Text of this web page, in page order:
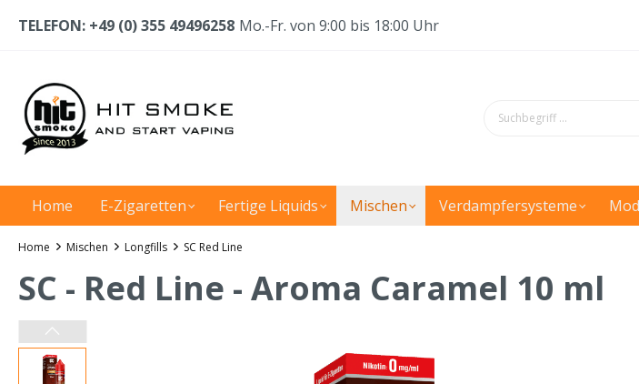
TELEFON: +49 (0) 355 49496258 Mo.-Fr. von 9:00 bis 18:00 Uhr
Home E-Zigaretten Fertige Liquids Mischen Verdampfersysteme
Home Mischen Longfills SC Red Line
SC - Red Line - Aroma Caramel 10 ml